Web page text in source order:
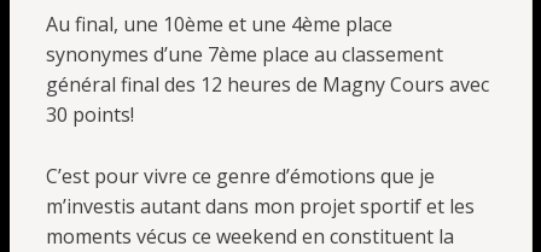
Au final, une 10ème et une 4ème place
synonymes d’une 7ème place au classement
général final des 12 heures de Magny Cours avec
30 points!
C’est pour vivre ce genre d’émotions que je
m’investis autant dans mon projet sportif et les
moments vécus ce weekend en constituent la